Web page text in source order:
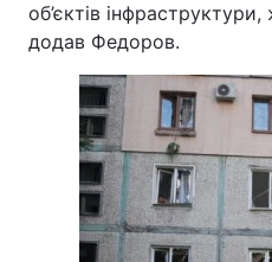
об’єктів
додав Федоров.